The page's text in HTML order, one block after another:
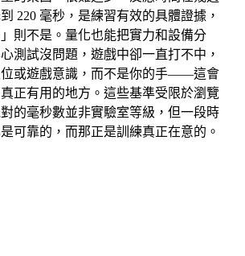
220 毫秒，是練習有效的具體證據，
」則不是。量化也能把實力和設備分
測試沒問題，遊戲中卻一直打不中，
位或遊戲意識，而不是你的手——這會
正有用的地方。這些基準受限於瀏覽
的毫秒數並非實驗室等級，但一段時
可靠的，而那正是訓練真正在意的。